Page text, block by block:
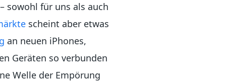
sowohl für uns als auch
scheint aber etwas
an neuen iPhones,
Geräten so verbunden
Welle der Empörung